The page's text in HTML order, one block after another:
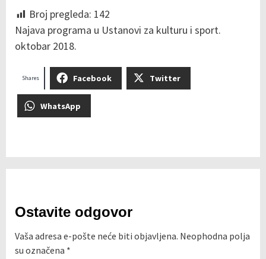
Broj pregleda: 142
Najava programa u Ustanovi za kulturu i sport.
oktobar 2018.
Facebook Twitter
WhatsApp
Shares
Ostavite odgovor
Vaša adresa e-pošte neće biti objavljena. Neophodna polja
su označena *